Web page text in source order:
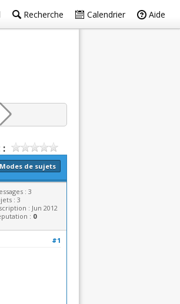
Recherche Calendrier Aide
:
Modes de sujets
: 3
: 3
: Jun 2012
: 0
#1